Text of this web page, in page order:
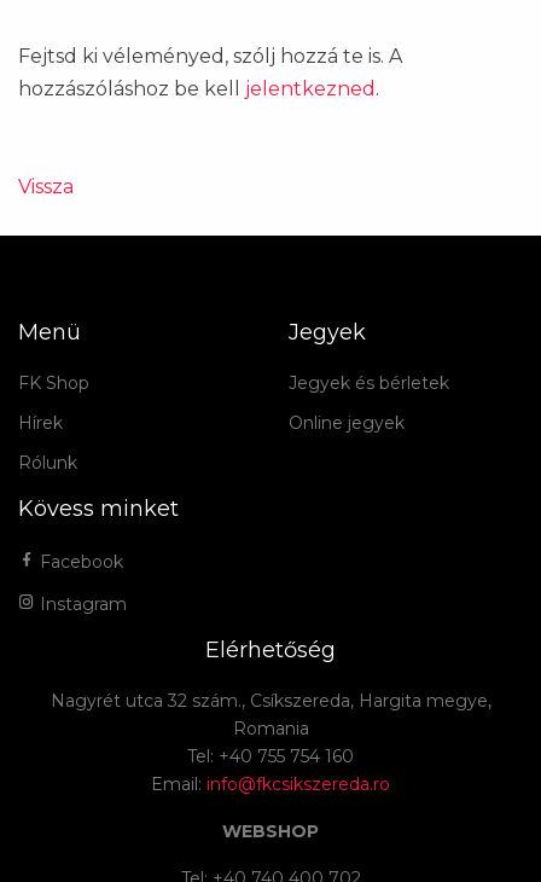
Fejtsd ki véleményed, szólj hozzá te is. A
hozzászóláshoz be kell jelentkezned .
Vissza
Menü
FK Shop
Hírek
Rólunk
Jegyek
Jegyek és bérletek
Online jegyek
Kövess minket
Facebook
Instagram
Elérhetőség
Nagyrét utca 32 szám., Csíkszereda, Hargita megye,
Romania
Tel: +40 755 754 160
Email: info@fkcsikszereda.ro
WEBSHOP